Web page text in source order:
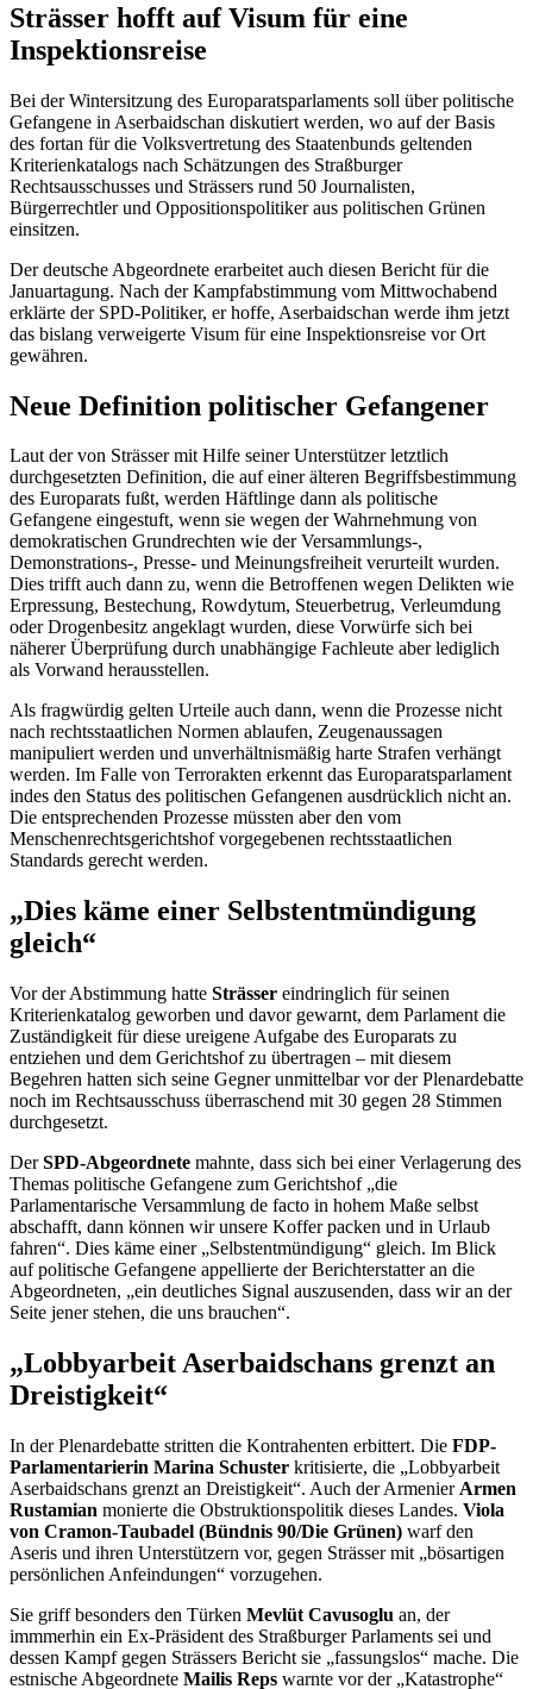
Strässer hofft auf Visum für eine
Inspektionsreise
Bei der Wintersitzung des Europaratsparlaments soll über politische
Gefangene in Aserbaidschan diskutiert werden, wo auf der Basis
des fortan für die Volksvertretung des Staatenbunds geltenden
Kriterienkatalogs nach Schätzungen des Straßburger
Rechtsausschusses und Strässers rund 50 Journalisten,
Bürgerrechtler und Oppositionspolitiker aus politischen Grünen
einsitzen.
Der deutsche Abgeordnete erarbeitet auch diesen Bericht für die
Januartagung. Nach der Kampfabstimmung vom Mittwochabend
erklärte der SPD-Politiker, er hoffe, Aserbaidschan werde ihm jetzt
das bislang verweigerte Visum für eine Inspektionsreise vor Ort
gewähren.
Neue Definition politischer Gefangener
Laut der von Strässer mit Hilfe seiner Unterstützer letztlich
durchgesetzten Definition, die auf einer älteren Begriffsbestimmung
des Europarats fußt, werden Häftlinge dann als politische
Gefangene eingestuft, wenn sie wegen der Wahrnehmung von
demokratischen Grundrechten wie der Versammlungs-,
Demonstrations-, Presse- und Meinungsfreiheit verurteilt wurden.
Dies trifft auch dann zu, wenn die Betroffenen wegen Delikten wie
Erpressung, Bestechung, Rowdytum, Steuerbetrug, Verleumdung
oder Drogenbesitz angeklagt wurden, diese Vorwürfe sich bei
näherer Überprüfung durch unabhängige Fachleute aber lediglich
als Vorwand herausstellen.
Als fragwürdig gelten Urteile auch dann, wenn die Prozesse nicht
nach rechtsstaatlichen Normen ablaufen, Zeugenaussagen
manipuliert werden und unverhältnismäßig harte Strafen verhängt
werden. Im Falle von Terrorakten erkennt das Europaratsparlament
indes den Status des politischen Gefangenen ausdrücklich nicht an.
Die entsprechenden Prozesse müssten aber den vom
Menschenrechtsgerichtshof vorgegebenen rechtsstaatlichen
Standards gerecht werden.
„Dies käme einer Selbstentmündigung
gleich“
Vor der Abstimmung hatte Strässer eindringlich für seinen
Kriterienkatalog geworben und davor gewarnt, dem Parlament die
Zuständigkeit für diese ureigene Aufgabe des Europarats zu
entziehen und dem Gerichtshof zu übertragen – mit diesem
Begehren hatten sich seine Gegner unmittelbar vor der Plenardebatte
noch im Rechtsausschuss überraschend mit 30 gegen 28 Stimmen
durchgesetzt.
DerSPD-Abgeordnete mahnte, dass sich bei einer Verlagerung des
Themas politische Gefangene zum Gerichtshof „die
Parlamentarische Versammlung de facto in hohem Maße selbst
abschafft, dann können wir unsere Koffer packen und in Urlaub
fahren“. Dies käme einer „Selbstentmündigung“ gleich. Im Blick
auf politische Gefangene appellierte der Berichterstatter an die
Abgeordneten, „ein deutliches Signal auszusenden, dass wir an der
Seite jener stehen, die uns brauchen“.
„Lobbyarbeit Aserbaidschans grenzt an
Dreistigkeit“
In der Plenardebatte stritten die Kontrahenten erbittert. Die FDP-
Parlamentarierin Marina Schuster kritisierte, die „Lobbyarbeit
Aserbaidschans grenzt an Dreistigkeit“. Auch der Armenier Armen
Rustamian monierte die Obstruktionspolitik dieses Landes. Viola
von Cramon-Taubadel (Bündnis 90/Die Grünen) warf den
Aseris und ihren Unterstützern vor, gegen Strässer mit „bösartigen
persönlichen Anfeindungen“ vorzugehen.
Sie griff besonders den Türken Mevlüt Cavusoglu an, der
immmerhin ein Ex-Präsident des Straßburger Parlaments sei und
dessen Kampf gegen Strässers Bericht sie „fassungslos“ mache. Die
estnische Abgeordnete Mailis Reps warnte vor der „Katastrophe“